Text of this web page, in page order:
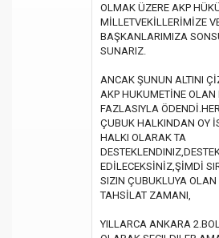
OLMAK ÜZERE AKP
MİLLETVEKİLLERİMİZE
BAŞKANLARIMIZA
SUNARIZ.
ANCAK ŞUNUN ALTINI
AKP HUKUMETİNE OLAN
FAZLASIYLA
ÇUBUK HALKINDAN OY
HALKI OLARAK TA
EDİLECEKSİNİZ,ŞİMDİ
SIZIN ÇUBUKLUYA
TAHSİLAT ZAMANI,
YILLARCA ANKARA